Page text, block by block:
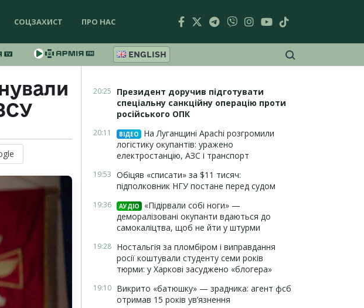
СОЦЗАХИСТ ПРО НАС
ENGLISH
20:25
Президент доручив підготувати
спеціальну санкційну операцію проти
російського ОПК
20:11 ВІДЕО
На Луганщині Apachi розгромили
логістику окупантів: уражено
електростанцію, АЗС і транспорт
19:53 Обіцяв «списати» за $11 тисяч:
підполковник НГУ постане перед судом
19:36 АУДІО
«Підірвали собі ноги» —
деморалізовані окупанти вдаються до
самокаліцтва, щоб не йти у штурми
19:28 Ностальгія за пломбіром і виправдання
росії коштували студенту семи років
тюрми: у Харкові засуджено «блогера»
19:10 Викрито «батюшку» — зрадника: агент фсб
отримав 15 років ув’язнення